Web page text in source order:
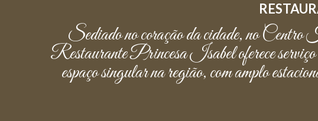
Sediado no coração da cidade, no Centro
Restaurante Princesa Isabel oferece serviço
espaço singular na região, com amplo